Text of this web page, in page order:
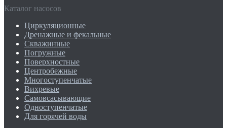
Каталог насосов
Циркуляционные
Дренажные и фекальные
Скважинные
Погружные
Поверхностные
Центробежные
Многоступенчатые
Вихревые
Самовсасывающие
Одноступенчатые
Для горячей воды